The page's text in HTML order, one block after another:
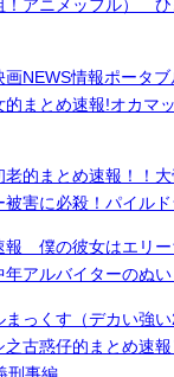
！アニメッフル） ひ
NEWS情報ポータ
的まとめ速報!オカマ
的まとめ速報！！
被害に必殺！パイル
報 僕の彼女はエリー
年アルバイターのぬ
まっくす（デカい強
古惑仔的まとめ速
刑事編